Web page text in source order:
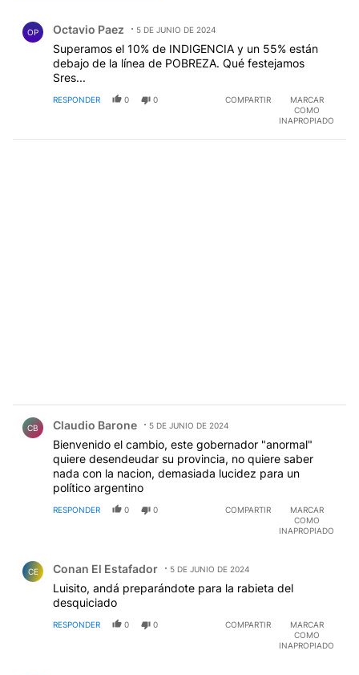
OP Octavio Paez 5 DE JUNIO DE 2024
Superamos el 10% de INDIGENCIA y un 55% están
debajo de la línea de POBREZA. Qué festejamos
Sres...
RESPONDER 0 0 COMPARTIR
MARCAR
COMO
INAPROPIADO
CB Claudio Barone 5 DE JUNIO DE 2024
Bienvenido el cambio, este gobernador "anormal"
quiere desendeudar su provincia, no quiere saber
nada con la nacion, demasiada lucidez para un
político argentino
RESPONDER 0 0 COMPARTIR
MARCAR
COMO
INAPROPIADO
CE Conan El Estafador 5 DE JUNIO DE 2024
Luisito, andá preparándote para la rabieta del
desquiciado
RESPONDER 0 0 COMPARTIR
MARCAR
COMO
INAPROPIADO